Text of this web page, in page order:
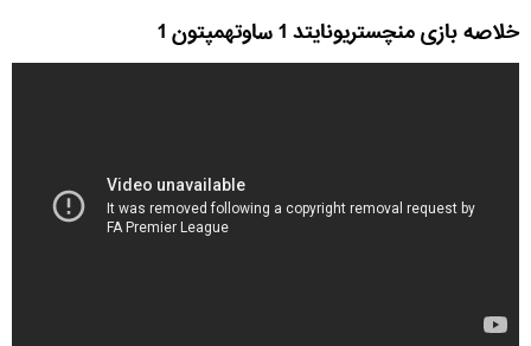
خلاصه بازی منچستریونایتد 1 ساوتهمپتون 1